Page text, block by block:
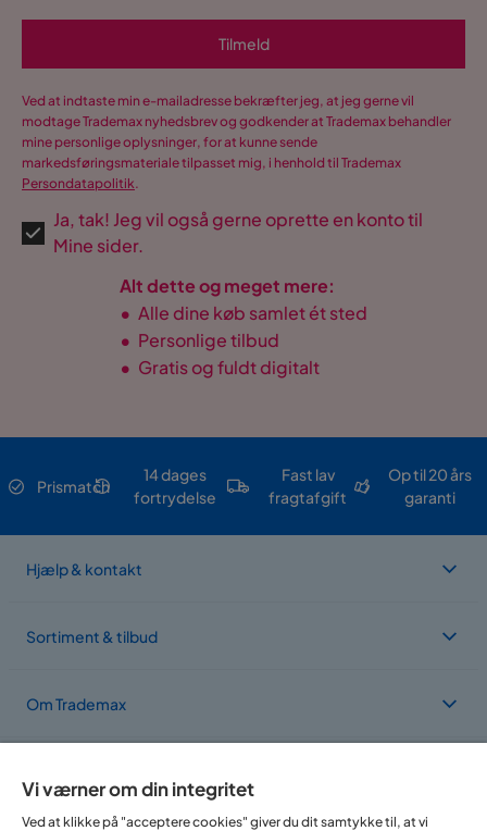
Tilmeld
Ved at indtaste min e-mailadresse bekræfter jeg, at jeg gerne vil
modtage Trademax nyhedsbrev og godkender at Trademax behandler
mine personlige oplysninger, for at kunne sende
markedsføringsmateriale tilpasset mig, i henhold til Trademax
Persondatapolitik.
Ja, tak! Jeg vil også gerne oprette en konto til
Mine sider.
Alt dette og meget mere:
• Alle dine køb samlet ét sted
• Personlige tilbud
• Gratis og fuldt digitalt
Prismatch
14 dages
fortrydelse
Fast lav
fragtafgift
Op til 20 års
garanti
Hjælp & kontakt
Sortiment & tilbud
Om Trademax
Vi findes i flere forskellige lande
Vi værner om din integritet
Ved at klikke på "acceptere cookies" giver du dit samtykke til, at vi